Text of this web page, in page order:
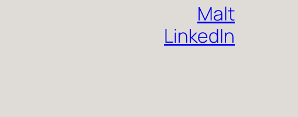
Malt
LinkedIn